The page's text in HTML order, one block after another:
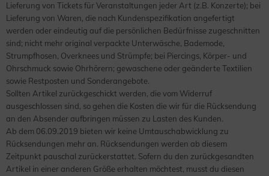
Lieferung von Tickets für Veranstaltungen jeder Art (z.B. Konzerte); bei
Lieferung von Waren, die nach Kundenspezifikation angefertigt
werden oder eindeutig auf die persönlichen Bedürfnisse zugeschnitten
sind; nicht mehr original verpackte Unterwäsche, Bademode,
Strumpfhosen, Overknees und Strümpfe; bei Piercings, Körper- und
Ohrschmuck sowie Ohrhörern; gewaschene oder geänderte Textilien
sowie Restposten und Sonderangebote.
Sollten Artikel zurückgeschickt werden, die vom Widerruf
ausgeschlossen sind, so gehen die Kosten die wir für die Rücksendung
an den Absender aufbringen müssen zu Lasten des Kunden.
Ab dem 06.09.2019 bieten wir keine Umtauschabwicklung zu
Rücksendungen mehr an. Rücksendungen werden ab diesem
Zeitpunkt pauschal zurückerstattet. Sofern du den zurückgesandten
Artikel in einer anderen Größe erhalten möchtest, musst du diesen